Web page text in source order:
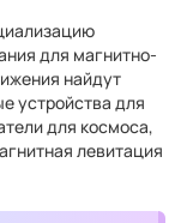
для магнитно-
найдут
устройства для
для космоса,
левитация